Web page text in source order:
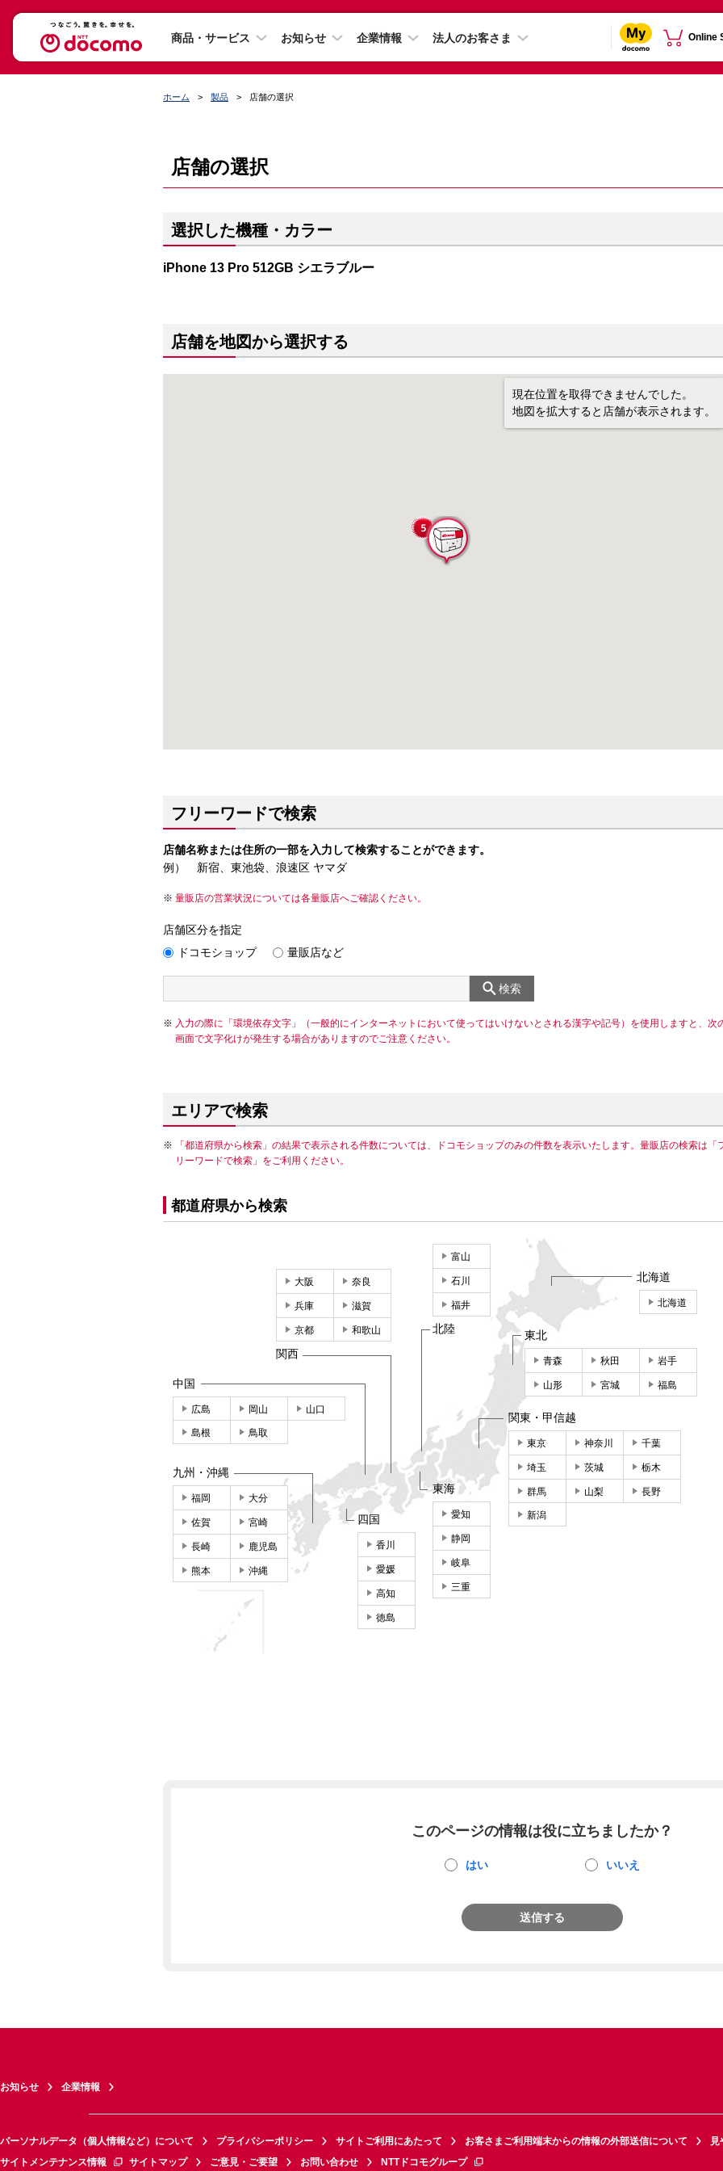
商品・サービス お知らせ 企業情報 法人のお客さま Online
ホーム 製品 店舗の選択
店舗の選択
選択した機種・カラー
iPhone 13 Pro 512GB シエラブルー
店舗を地図から選択する
現在位置を取得できませんでした。
地図を拡大すると店舗が表示されます。
フリーワードで検索
店舗名称または住所の一部を入力して検索することができます。
例） 新宿、東池袋、浪速区 ヤマダ
量販店の営業状況については各量販店へご確認ください。
店舗区分を指定
ドコモショップ
量販店など
検索
入力の際に「環境依存文字」（一般的にインターネットにおいて使ってはいけないとされる漢字や記号）を使用しますと、次
画面で文字化けが発生する場合がありますのでご注意ください。
エリアで検索
「都道府県から検索」の結果で表示される件数については、ドコモショップのみの件数を表示いたします。量販店の検索は「
リーワードで検索」をご利用ください。
都道府県から検索
北海道
北海道
東北
青森 秋田 岩手
山形 宮城 福島
関東・甲信越
東京 神奈川 千葉
埼玉 茨城 栃木
群馬 山梨 長野
新潟
東海
愛知
静岡
岐阜
三重
富山
石川
福井
北陸
大阪 奈良
兵庫 滋賀
京都 和歌山
関西
中国
広島 岡山 山口
島根 鳥取
四国
香川
愛媛
高知
徳島
九州・沖縄
福岡 大分
佐賀 宮崎
長崎 鹿児島
熊本 沖縄
このページの情報は役に立ちましたか？
はい いいえ
送信する
お知らせ 企業情報
パーソナルデータ（個人情報など）について プライバシーポリシー サイトご利用にあたって お客さまご利用端末からの情報の外部送信について
見
サイトメンテナンス情報
サイトマップ ご意見・ご要望 お問い合わせ NTTドコモグループ